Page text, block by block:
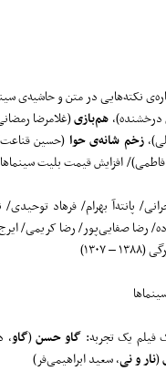
نکته‌هایی در متن و حاشیه‌ی
هم‌بازی(غلامرضا
زخم شانه‌ی حوا (حسین
افزایش قیمت بلیت
پانته‌آ بهرام/ فرهاد
رضا صفایی‌پور/ رضا کریمی/
– ۱۳۰۷)
فیلم یک تجربه: گاو حسن(گاو،
(نار و نی، سعید ابراهیمی‌فر)